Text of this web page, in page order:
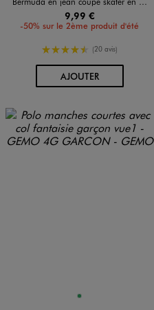
9,99 €
-50% sur le 2ème produit d'été
4.5/5 de moyenne
(20 avis)
AJOUTERAU PANIER
Disponible en 1 coloris
VERT